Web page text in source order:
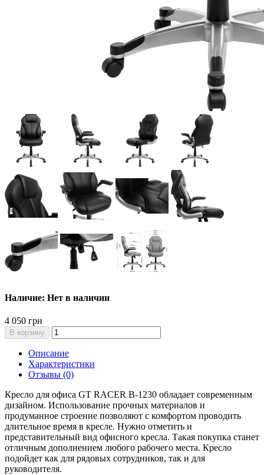
Наличие: Нет в наличии
4 050 грн
В корзину
Описание
Характеристики
Отзывы (0)
Кресло для офиса GT RACER B-1230 обладает современным
дизайном. Использование прочных материалов и
продуманное строение позволяют с комфортом проводить
длительное время в кресле. Нужно отметить и
представительный вид офисного кресла. Такая покупка станет
отличным дополнением любого рабочего места. Кресло
подойдет как для рядовых сотрудников, так и для
руководителя.